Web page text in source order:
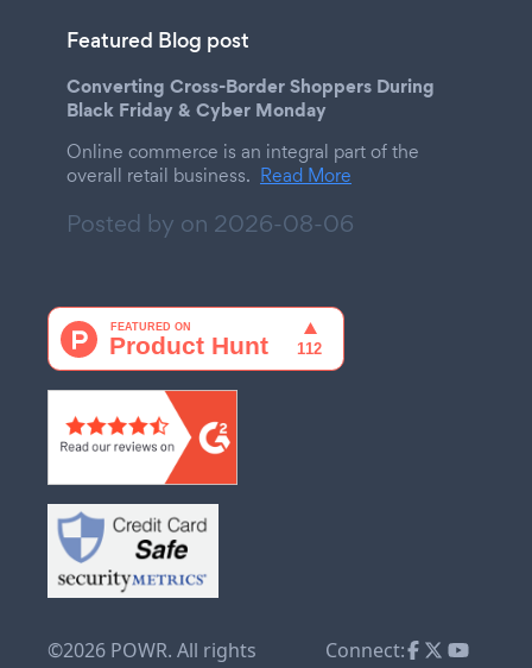
Featured Blog post
Converting Cross-Border Shoppers During
Black Friday & Cyber Monday
Online commerce is an integral part of the
overall retail business. Read More
Posted by on 2026-08-06
©2026 POWR. All rights
Connect: